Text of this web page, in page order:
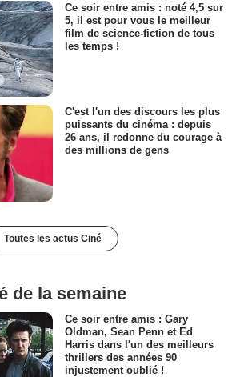
Ce soir entre amis : noté 4,5 sur
5, il est pour vous le meilleur
film de science-fiction de tous
les temps !
C'est l'un des discours les plus
puissants du cinéma : depuis
26 ans, il redonne du courage à
des millions de gens
Toutes les actus Ciné
de la semaine
Ce soir entre amis : Gary
Oldman, Sean Penn et Ed
Harris dans l'un des meilleurs
thrillers des années 90
injustement oublié !